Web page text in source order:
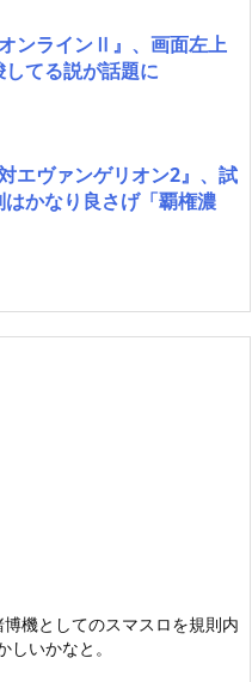
ンラインⅡ』、画面左上
てる説が話題に
エヴァンゲリオン2』、試
かなり良さげ「覇権濃
機としてのスマスロを規則内
いかなと。